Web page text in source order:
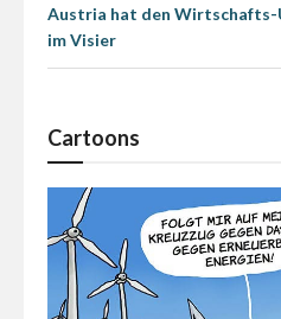
Austria hat den
im Visier
Cartoons